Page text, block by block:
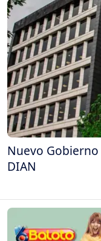
Nuevo
DIAN